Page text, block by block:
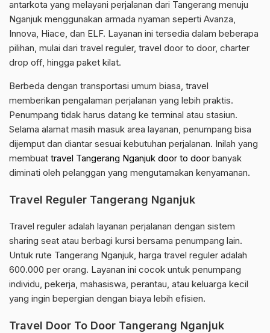
antarkota yang melayani perjalanan dari Tangerang menuju
Nganjuk menggunakan armada nyaman seperti Avanza,
Innova, Hiace, dan ELF. Layanan ini tersedia dalam beberapa
pilihan, mulai dari travel reguler, travel door to door, charter
drop off, hingga paket kilat.
Berbeda dengan transportasi umum biasa, travel
memberikan pengalaman perjalanan yang lebih praktis.
Penumpang tidak harus datang ke terminal atau stasiun.
Selama alamat masih masuk area layanan, penumpang bisa
dijemput dan diantar sesuai kebutuhan perjalanan. Inilah yang
membuat travel Tangerang Nganjuk door to door banyak
diminati oleh pelanggan yang mengutamakan kenyamanan.
Travel Reguler Tangerang Nganjuk
Travel reguler adalah layanan perjalanan dengan sistem
sharing seat atau berbagi kursi bersama penumpang lain.
Untuk rute Tangerang Nganjuk, harga travel reguler adalah
600.000 per orang. Layanan ini cocok untuk penumpang
individu, pekerja, mahasiswa, perantau, atau keluarga kecil
yang ingin bepergian dengan biaya lebih efisien.
Travel Door To Door Tangerang Nganjuk